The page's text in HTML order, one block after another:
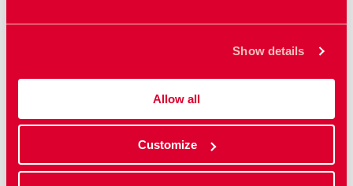
Show details
Allow all
Customize
Titta på föreläsningsserien
Vill du veta mer om projektet? Är du intresserad av att
gå en utbildning med dina kollegor? Eller har du gått
annat material? Kontakta Annika Åsäter,
annika.asater@rfsu.se, för mer information om